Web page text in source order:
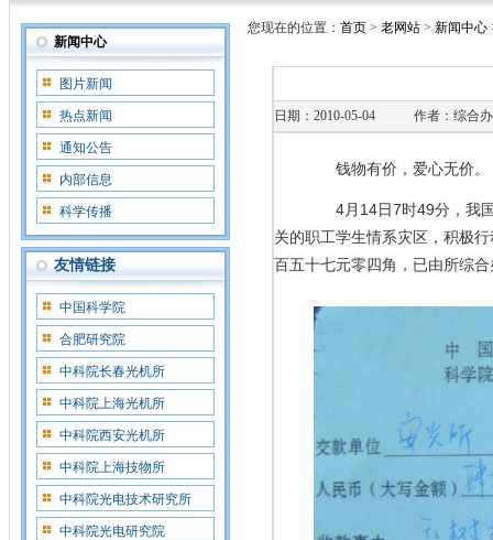
新闻中心
图片新闻
热点新闻
通知公告
内部信息
科学传播
友情链接
中国科学院
合肥研究院
中科院长春光机所
中科院上海光机所
中科院西安光机所
中科院上海技物所
中科院光电技术研究所
中科院光电研究院
您现在的位置： 首页 > 老网站 > 新闻中心
日期：2010-05-04 作者：综合办
钱物有价，爱心无价。
4月 14日7时49分，我
关的职工学生情系灾区，积极
百五十七元零四角，已由所综